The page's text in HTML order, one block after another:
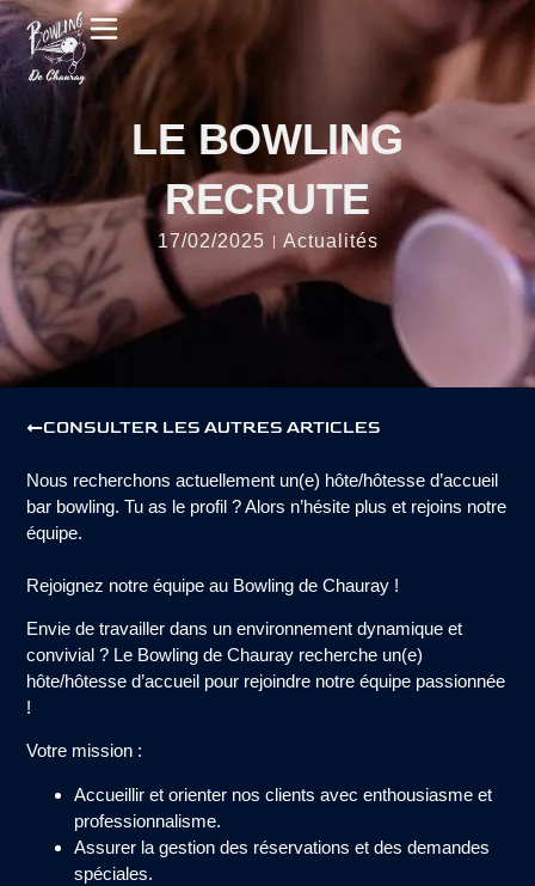
LE BOWLING
RECRUTE
17/02/2025 Actualités
CONSULTER LES AUTRES ARTICLES
Nous recherchons actuellement un(e) hôte/hôtesse d’accueil
bar bowling. Tu as le profil ? Alors n’hésite plus et rejoins notre
équipe.
Rejoignez notre équipe au Bowling de Chauray !
Envie de travailler dans un environnement dynamique et
convivial ? Le Bowling de Chauray recherche un(e)
hôte/hôtesse d’accueil pour rejoindre notre équipe passionnée
!
Votre mission :
Accueillir et orienter nos clients avec enthousiasme et
professionnalisme.
Assurer la gestion des réservations et des demandes
spéciales.